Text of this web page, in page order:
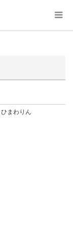
ひまわりん